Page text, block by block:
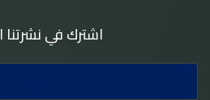
اشترك في نشرتنا